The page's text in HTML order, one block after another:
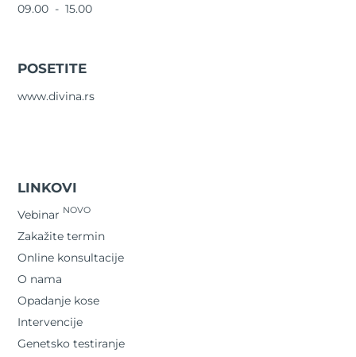
09.00 - 15.00
POSETITE
www.divina.rs
LINKOVI
Vebinar NOVO
Zakažite termin
Online konsultacije
O nama
Opadanje kose
Intervencije
Genetsko testiranje